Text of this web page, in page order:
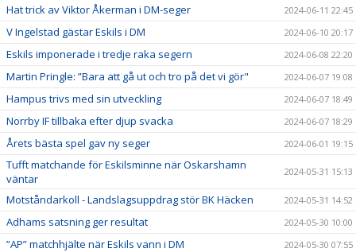
Hat trick av Viktor Åkerman i DM-seger 2024-06-11 22:45
V Ingelstad gästar Eskils i DM 2024-06-10 20:17
Eskils imponerade i tredje raka segern 2024-06-08 22:20
Martin Pringle: ”Bara att gå ut och tro på det vi gör" 2024-06-07 19:08
Hampus trivs med sin utveckling 2024-06-07 18:49
Norrby IF tillbaka efter djup svacka 2024-06-07 18:29
Årets bästa spel gav ny seger 2024-06-01 19:15
Tufft matchande för Eskilsminne när Oskarshamn
väntar
2024-05-31 15:13
Motståndarkoll - Landslagsuppdrag stör BK Häcken 2024-05-31 14:52
Adhams satsning ger resultat 2024-05-30 10:00
”AP” matchhjälte när Eskils vann i DM 2024-05-30 07:55